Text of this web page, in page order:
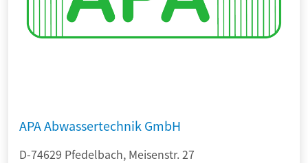
APA Abwassertechnik GmbH
D-74629 Pfedelbach, Meisenstr. 27